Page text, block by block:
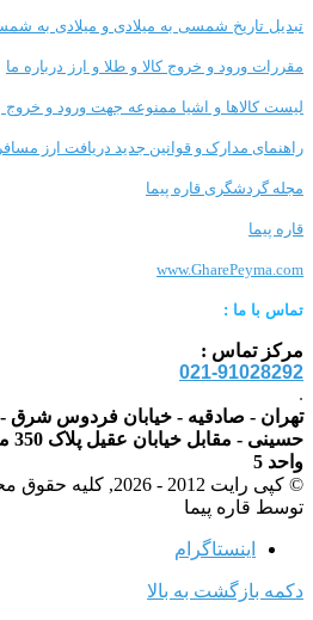
تبدیل تاریخ شمسی به میلادی و میلادی به
مقررات ورود و خروج کالا و طلا و ارز درباره ما
لیست کالاها و اشیا ممنوعه جهت ورود و خروج
راهنمای مدارک و قوانین جدید دریافت ارز
مجله گردشگری قاره پیما
قاره پیما
www.GharePeyma.com
تماس با ما :
مرکز تماس :
021-91028292
.
تهران - صادقیه - خیابان فردوس شرق -
واحد 5
© کپی رایت 2012 - 2026, کلیه حقوق محفوظ است |
توسط قاره پیما
اینستاگرام
دکمه بازگشت به بالا